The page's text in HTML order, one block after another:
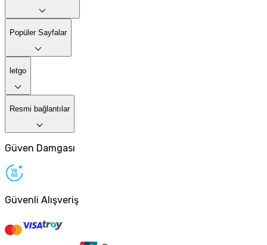
Popüler Sayfalar
letgo
Resmi bağlantılar
Güven Damgası
Güvenli Alışveriş